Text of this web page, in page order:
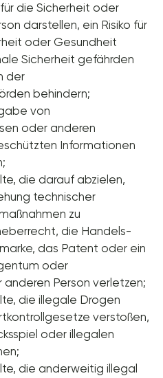
die Sicherheit oder
darstellen, ein Risiko für
oder Gesundheit
Sicherheit gefährden
der
behindern;
von
oder anderen
Informationen
die darauf abzielen,
technischer
zu
die Handels-
das Patent oder ein
oder
Person verletzen;
die illegale Drogen
verstoßen,
oder illegalen
die anderweitig illegal